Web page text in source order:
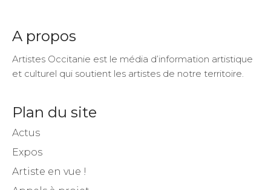
A propos
et culturel qui soutient les artistes de notre territoire.
Plan du site